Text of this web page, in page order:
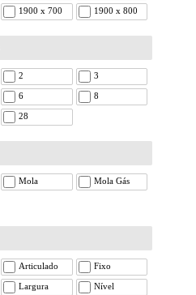
1900 x 700 1900 x 800
2 3
6 8
28
Mola Mola Gás
Articulado Fixo
Largura Nível